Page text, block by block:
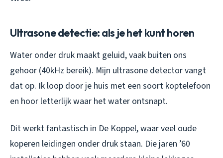
Ultrasone detectie: als je het kunt horen
Water onder druk maakt geluid, vaak buiten ons
gehoor (40kHz bereik). Mijn ultrasone detector vangt
dat op. Ik loop door je huis met een soort koptelefoon
en hoor letterlijk waar het water ontsnapt.
Dit werkt fantastisch in De Koppel, waar veel oude
koperen leidingen onder druk staan. Die jaren ’60